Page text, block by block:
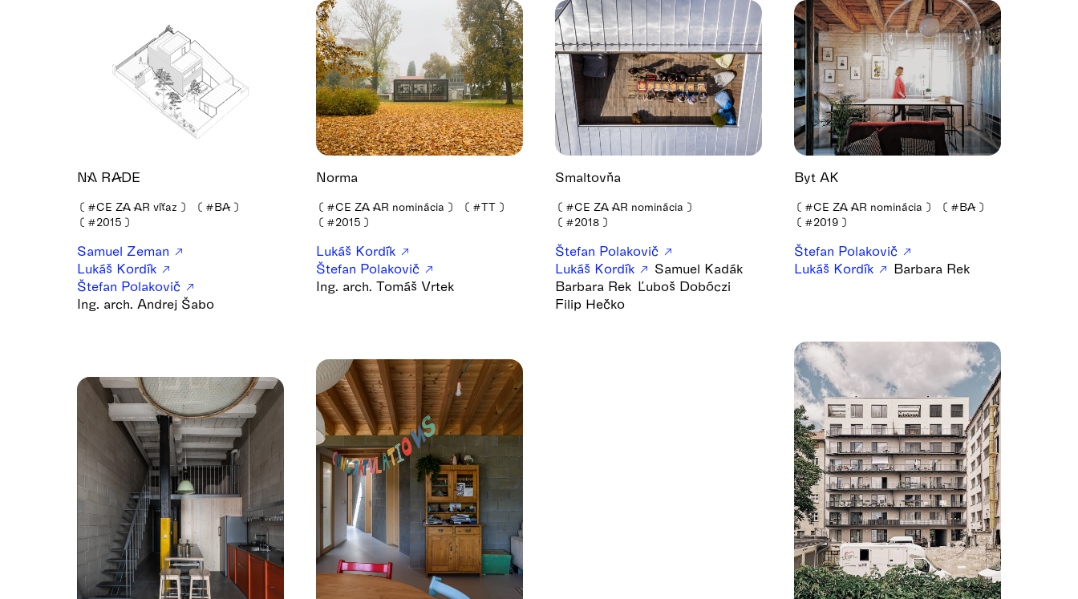
NA RADE
❪ #CE ZA AR víťaz ❫ ❪ #BA ❫
❪ #2015 ❫
Samuel Zeman
Lukáš Kordík
Štefan Polakovič
Ing. arch. Andrej Šabo
Norma
❪ #CE ZA AR nominácia ❫ ❪ #TT ❫
❪ #2015 ❫
Lukáš Kordík
Štefan Polakovič
Ing. arch. Tomáš Vrtek
Smaltovňa
❪ #CE ZA AR nominácia ❫
❪ #2018 ❫
Štefan Polakovič
Lukáš Kordík
Samuel Kadák
Barbara Rek Ľuboš Dobóczi
Filip Hečko
Byt AK
❪ #CE ZA AR nominácia ❫ ❪ #BA ❫
❪ #2019 ❫
Štefan Polakovič
Lukáš Kordík
Barbara Rek